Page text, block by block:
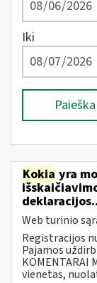
Iki
Paieška
Kokia yra
Web turinio
Registracijos
Pajamos
KOMENTARAI
vienetas,